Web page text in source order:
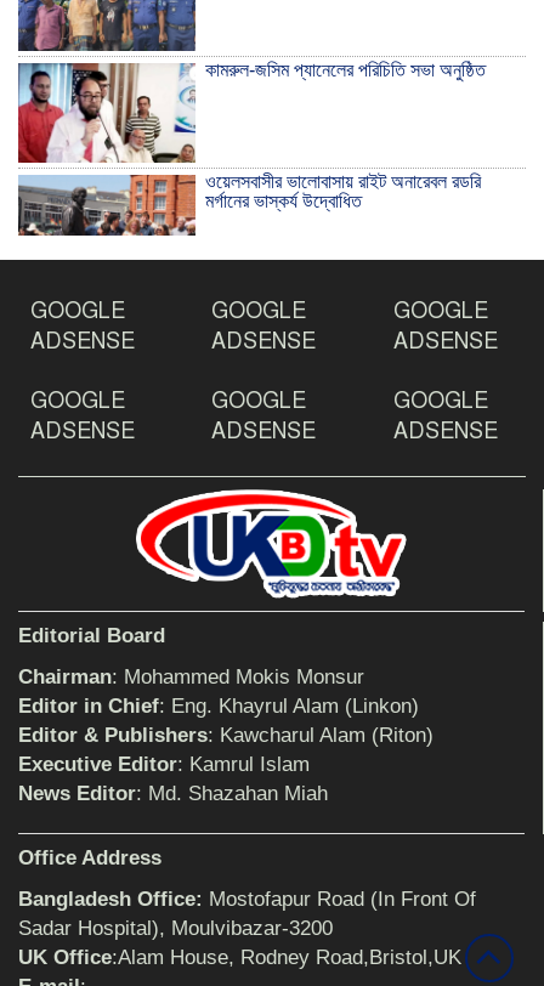
কামরুল-জসিম প্যানেলের পরিচিতি সভা অনুষ্ঠিত
ওয়েলসবাসীর ভালোবাসায় রাইট অনারেবল রডরি
মর্গানের ভাস্কর্য উদ্বোধিত
দেশ রক্ষায় প্রগতিশীল সাংবাদিকদের ভুমিকা গুরুত্বপূর্ণ
-মহিবুল হাসান চৌধুরী
আহলে সুন্নাত এর কার্যক্রম বাস্তবায়নের আহ্বান
বিমানের সিলেট-ম্যানচেস্টার সরাসরি ফ্লাইট চালু হচ্ছে
সোমবার
সেনাবাহিনীর পক্ষ থেকে ক্রীড়া সামগ্রী ও আর্থিক
GOOGLE
ADSENSE
GOOGLE
ADSENSE
GOOGLE
ADSENSE
GOOGLE
ADSENSE
GOOGLE
ADSENSE
GOOGLE
ADSENSE
Editorial Board
Chairman: Mohammed Mokis Monsur
Editor in Chief: Eng. Khayrul Alam (Linkon)
Editor & Publishers: Kawcharul Alam (Riton)
Executive Editor: Kamrul Islam
News Editor: Md. Shazahan Miah
Office Address
Bangladesh Office: Mostofapur Road (In Front Of
Sadar Hospital), Moulvibazar-3200
UK Office:Alam House, Rodney Road,Bristol,UK